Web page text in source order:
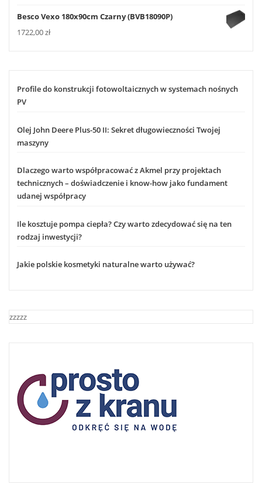
Besco Vexo 180x90cm Czarny (BVB18090P)
1722,00zł
Profile do konstrukcji fotowoltaicznych w systemach nośnych
PV
Olej John Deere Plus-50 II: Sekret długowieczności Twojej
maszyny
Dlaczego warto współpracować z Akmel przy projektach
technicznych – doświadczenie i know-how jako fundament
udanej współpracy
Ile kosztuje pompa ciepła? Czy warto zdecydować się na ten
rodzaj inwestycji?
Jakie polskie kosmetyki naturalne warto używać?
zzzzz